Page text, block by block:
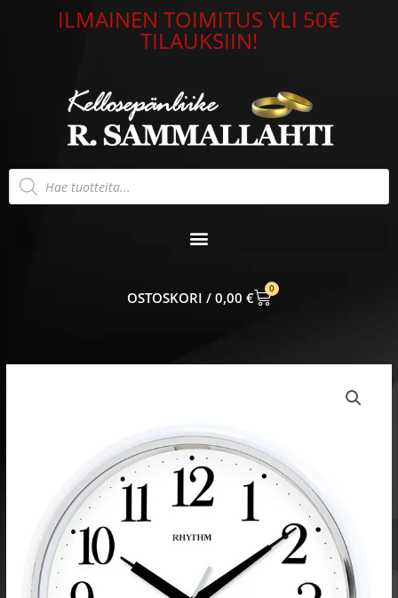
ILMAINEN TOIMITUS YLI 50€
TILAUKSIIN!
Products
search
0,00 €
0
CART